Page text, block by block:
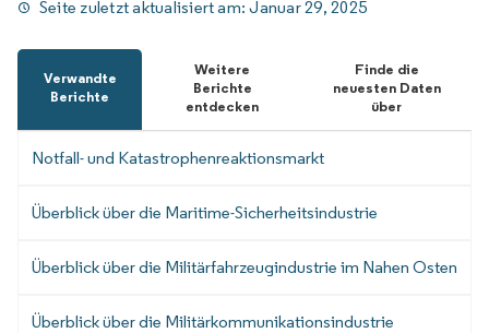
Seite zuletzt aktualisiert am:Januar 29, 2025
Verwandte
Berichte
Weitere
Berichte
entdecken
Finde die
neuesten Daten
über
Notfall- und Katastrophenreaktionsmarkt
Überblick über die Maritime-Sicherheitsindustrie
Überblick über die Militärfahrzeugindustrie im Nahen Osten
Überblick über die Militärkommunikationsindustrie